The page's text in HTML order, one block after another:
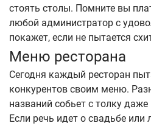
стоять столы. Помните вы
любой администратор с
покажет, если не пытается
Меню ресторана
Сегодня каждый ресторан
конкурентов своим меню.
названий собьет с толку
Если речь идет о свадьбе